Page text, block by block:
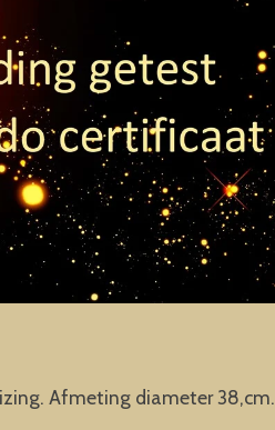
Afmeting diameter 38,cm.